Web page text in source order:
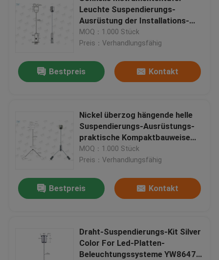
Leuchte Suspendierungs-
Ausrüstung der Installations-
LED für Aluminiumprofile
MOQ：1.000 Stück
Preis：Verhandlungsfähig
Bestpreis Kontakt
Nickel überzog hängende helle
Suspendierungs-Ausrüstungs-
praktische Kompaktbauweise
der Ausrüstungs-/Licht
MOQ：1.000 Stück
Preis：Verhandlungsfähig
Bestpreis Kontakt
Draht-Suspendierungs-Kit Silver
Color For Led-Platten-
Beleuchtungssysteme YW86475